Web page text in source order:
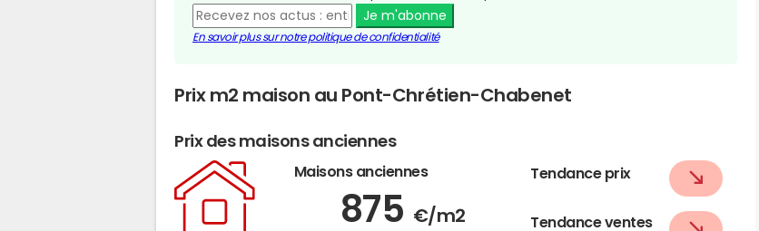
Je m'abonne
En savoir plus sur notre politique de confidentialité
Prix m2 maison au Pont-Chrétien-Chabenet
Prix des maisons anciennes
Maisons anciennes
875 €/m2
Tendance prix
Tendance ventes